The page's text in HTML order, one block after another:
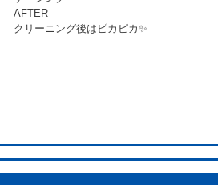
AFTER
クリーニング後はピカピカ✨